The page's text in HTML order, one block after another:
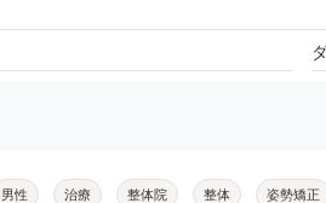
男性 治療 整体院 整体 姿勢矯正